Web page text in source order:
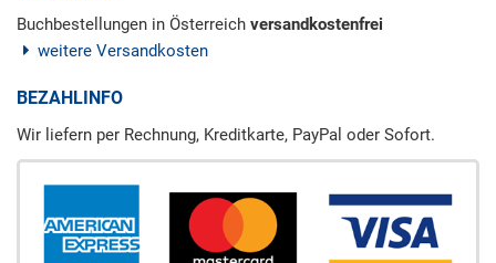
Buchbestellungen in Österreich versandkostenfrei
weitere Versandkosten
BEZAHLINFO
Wir liefern per Rechnung, Kreditkarte, PayPal oder Sofort.